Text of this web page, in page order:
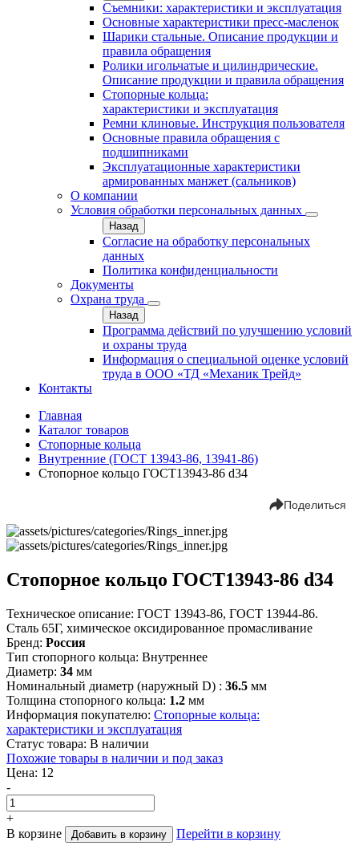
Съемники: характеристики и эксплуатация
Основные характеристики пресс‑масленок
Шарики стальные. Описание продукции и
правила обращения
Ролики игольчатые и цилиндрические.
Описание продукции и правила обращения
Стопорные кольца:
характеристики и эксплуатация
Ремни клиновые. Инструкция пользователя
Основные правила обращения с
подшипниками
Эксплуатационные характеристики
армированных манжет (сальников)
О компании
Условия обработки персональных данных
Назад
Согласие на обработку персональных
данных
Политика конфиденциальности
Документы
Охрана труда
Назад
Программа действий по улучшению условий
и охраны труда
Информация о специальной оценке условий
труда в ООО «ТД «Механик Трейд»
Контакты
Главная
Каталог товаров
Стопорные кольца
Внутренние (ГОСТ 13943-86, 13941-86)
Стопорное кольцо ГОСТ13943-86 d34
Поделиться
Стопорное кольцо ГОСТ13943-86 d34
Техническое описание: ГОСТ 13943-86, ГОСТ 13944-86.
Сталь 65Г, химическое оксидированное промасливание
Бренд: Россия
Тип стопорного кольца: Внутреннее
Диаметр: 34 мм
Номинальный диаметр (наружный D) : 36.5 мм
Толщина стопорного кольца: 1.2 мм
Информация покупателю: Стопорные кольца:
характеристики и эксплуатация
Статус товара: В наличии
Похожие товары в наличии и под заказ
Цена: 12
-
+
В корзине
Добавить в корзину Перейти в корзину